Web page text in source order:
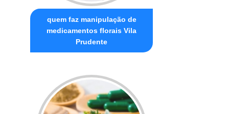
quem faz manipulação de
medicamentos florais Vila
Prudente